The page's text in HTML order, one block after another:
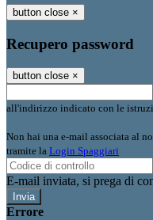
button close ×
Recupero password
button close ×
all'indirizzo indicato con le
Non hai una e-mail associata al
tramite la Login Spaggiari
E-mail inviata, si prega di
Errore